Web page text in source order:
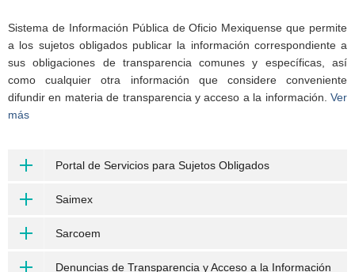
Sistema de Información Pública de Oficio Mexiquense que permite
a los sujetos obligados publicar la información correspondiente a
sus obligaciones de transparencia comunes y específicas, así
como cualquier otra información que considere conveniente
difundir en materia de transparencia y acceso a la información. Ver
más
Portal de Servicios para Sujetos Obligados
Saimex
Sarcoem
Denuncias de Transparencia y Acceso a la Información